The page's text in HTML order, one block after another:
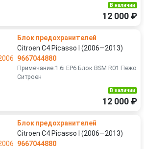
В наличии
12 000 ₽
Блок предохранителей
Citroen C4 Picasso I (2006—2013)
9667044880
Примечание:1.6i EP6 Блок BSM R01 Пежо
Ситроен
В наличии
12 000 ₽
Блок предохранителей
Citroen C4 Picasso I (2006—2013)
9667044880